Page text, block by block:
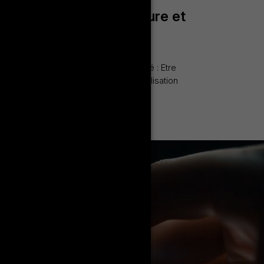
Langue, Littérature et
Amdouni hassen E-mail: Admissibilité : Etre
en Langue, Littérature et Civilisation